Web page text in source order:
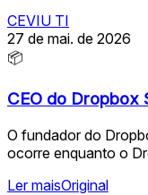
CEVIU TI
27 de mai. de 2026
📦
CEO do Dropbox
O fundador do
ocorre enquanto o
Ler maisOriginal